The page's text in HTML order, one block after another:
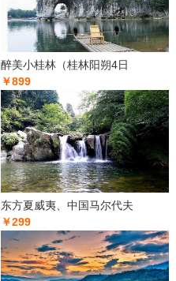
醉美小桂林（桂林阳朔4日
￥899
东方夏威夷、中国马尔代夫
￥299